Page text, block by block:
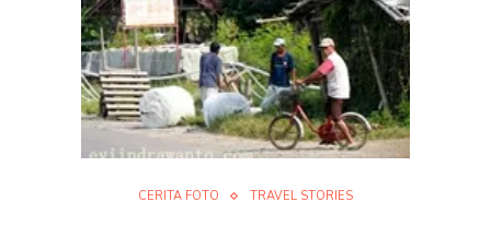
CERITA FOTO TRAVEL STORIES